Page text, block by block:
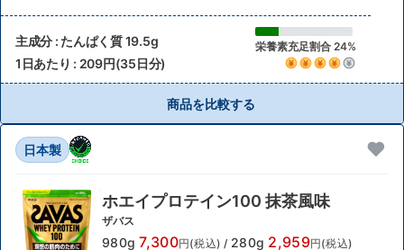
主成分 : たんぱく質 19.5g 栄養素充足割合 24%
1日あたり : 209円(35日分)
商品を比較する
日本製
ホエイプロテイン100 抹茶風味
ザバス
980g 7,300円(税込) / 280g 2,959円(税込)